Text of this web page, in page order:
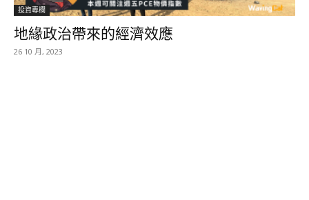
投資專欄
地緣政治帶來的經濟效應
26 10 月, 2023